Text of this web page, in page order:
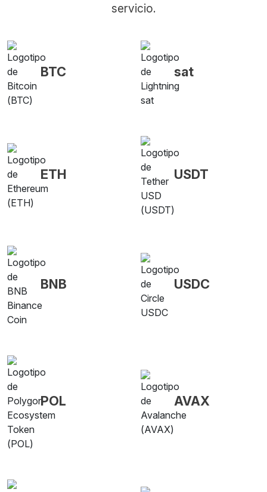
servicio.
BTC sat
ETH USDT
BNB USDC
POL AVAX